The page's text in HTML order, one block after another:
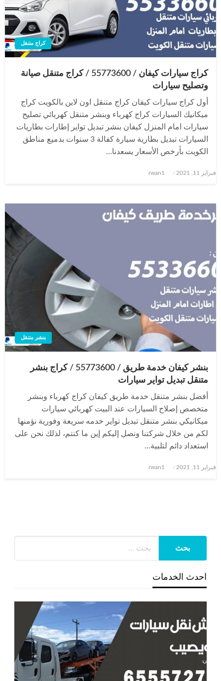
كراج متنقل
كراج سيارات كيفان / 55773600‬ / كراج متنقل صيانة
وتصليح سيارات
أول كراج سيارات كيفان كراج متنقل اون لاين بالكويت كراج
ميكانيك السيارات كراج كهرباء وبنشر متنقل كهربائي تصليح
سيارات امام المنزل كيفان بنشر تبديل تواير إطارات بطاريات
السيارات تبديل بطارية سيارة كفالة 3 سنوات بدميع مناطق
الكويت بأرخص الأسعار يسعدنا…
نُشر
فبراير 11, 2021 rwan1
بنشر متنقل
بنشر كيفان خدمة طريق / 55773600‬ / كراج بنشر
متنقل تبديل تواير سيارات
أفضل بنشر متنقل خدمة طريق كيفان كراج كهرباء وبنشر
متخصص إصلاح السيارات عند البيت كهربائي سيارات
ميكانيكي بنشر متنقل تبديل تواير خدمه سريعة وفورية نؤمنها
لكم من خلال شركتنا ونصل إليكم إين ما كنتم، لذلك نحن على
استعداد دائم لتلبية…
نُشر
فبراير 11, 2021 rwan1
احدث الخدمات